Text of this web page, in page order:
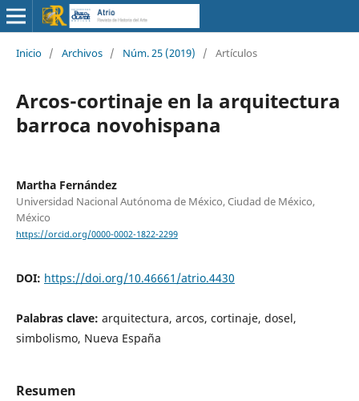
Inicio / Archivos / Núm. 25 (2019) / Artículos
Arcos-cortinaje en la arquitectura
barroca novohispana
Martha Fernández
Universidad Nacional Autónoma de México, Ciudad de México,
México
https://orcid.org/0000-0002-1822-2299
DOI: https://doi.org/10.46661/atrio.4430
Palabras clave: arquitectura, arcos, cortinaje, dosel,
simbolismo, Nueva España
Resumen